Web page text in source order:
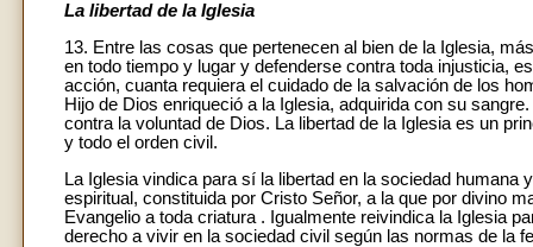
La libertad de la Iglesia
13. Entre las cosas que pertenecen al bien de la Iglesia,
en todo tiempo y lugar y defenderse contra toda injusticia,
acción, cuanta requiera el cuidado de la salvación de los
Hijo de Dios enriqueció a la Iglesia, adquirida con su
contra la voluntad de Dios. La libertad de la Iglesia es un
y todo el orden civil.
La Iglesia vindica para sí la libertad en la sociedad humana
espiritual, constituida por Cristo Señor, a la que por divino
Evangelio a toda criatura . Igualmente reivindica la Iglesia
derecho a vivir en la sociedad civil según las normas de la